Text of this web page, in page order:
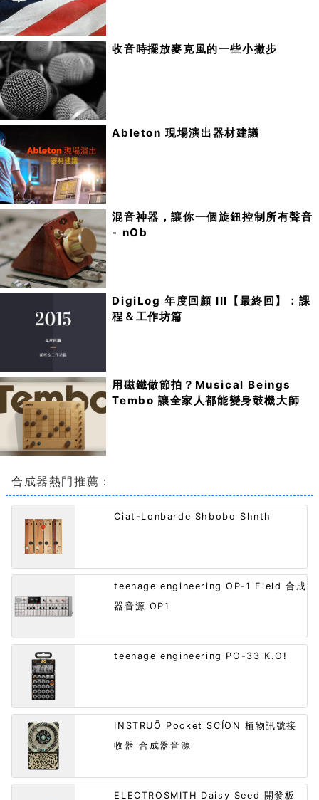
收音時擺放麥克風的一些小撇步
Ableton 現場演出器材建議
混音神器，讓你一個旋鈕控制所有聲音
- nOb
DigiLog 年度回顧 III【最終回】：課
程＆工作坊篇
用磁鐵做節拍？Musical Beings
Tembo 讓全家人都能變身鼓機大師
合成器熱門推薦：
Ciat-Lonbarde Shbobo Shnth
teenage engineering OP-1 Field 合成
器音源 OP1
teenage engineering PO-33 K.O!
INSTRUŌ Pocket SCÍON 植物訊號接
收器 合成器音源
ELECTROSMITH Daisy Seed 開發板